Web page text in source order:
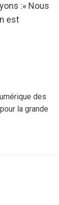
:« Nous
est
des
la grande